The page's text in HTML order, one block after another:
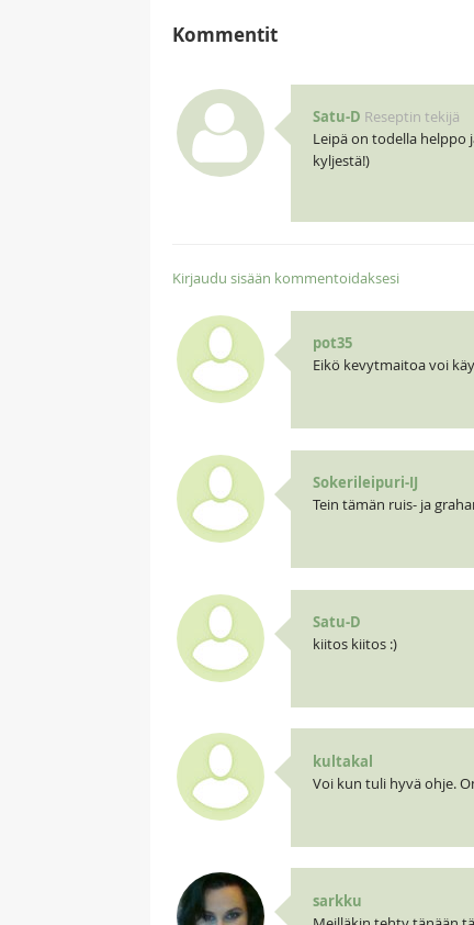
Kommentit
Satu-D Reseptin tekijä
Leipä on todella
kyljestä!)
Kirjaudu sisään kommentoidaksesi
pot35
Eikö kevytmaitoa voi
Sokerileipuri-IJ
Tein tämän ruis- ja
Satu-D
kiitos kiitos :)
kultakal
Voi kun tuli hyvä ohje.
sarkku